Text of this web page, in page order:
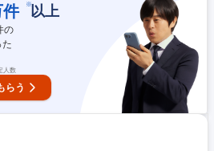
ちろん、設備トラブルが発生した際にはメ
を行って頂きますので、更なる技術の習得
技術者としての力量を更に高めて頂くこと
件 ※以上
の
人数
らう